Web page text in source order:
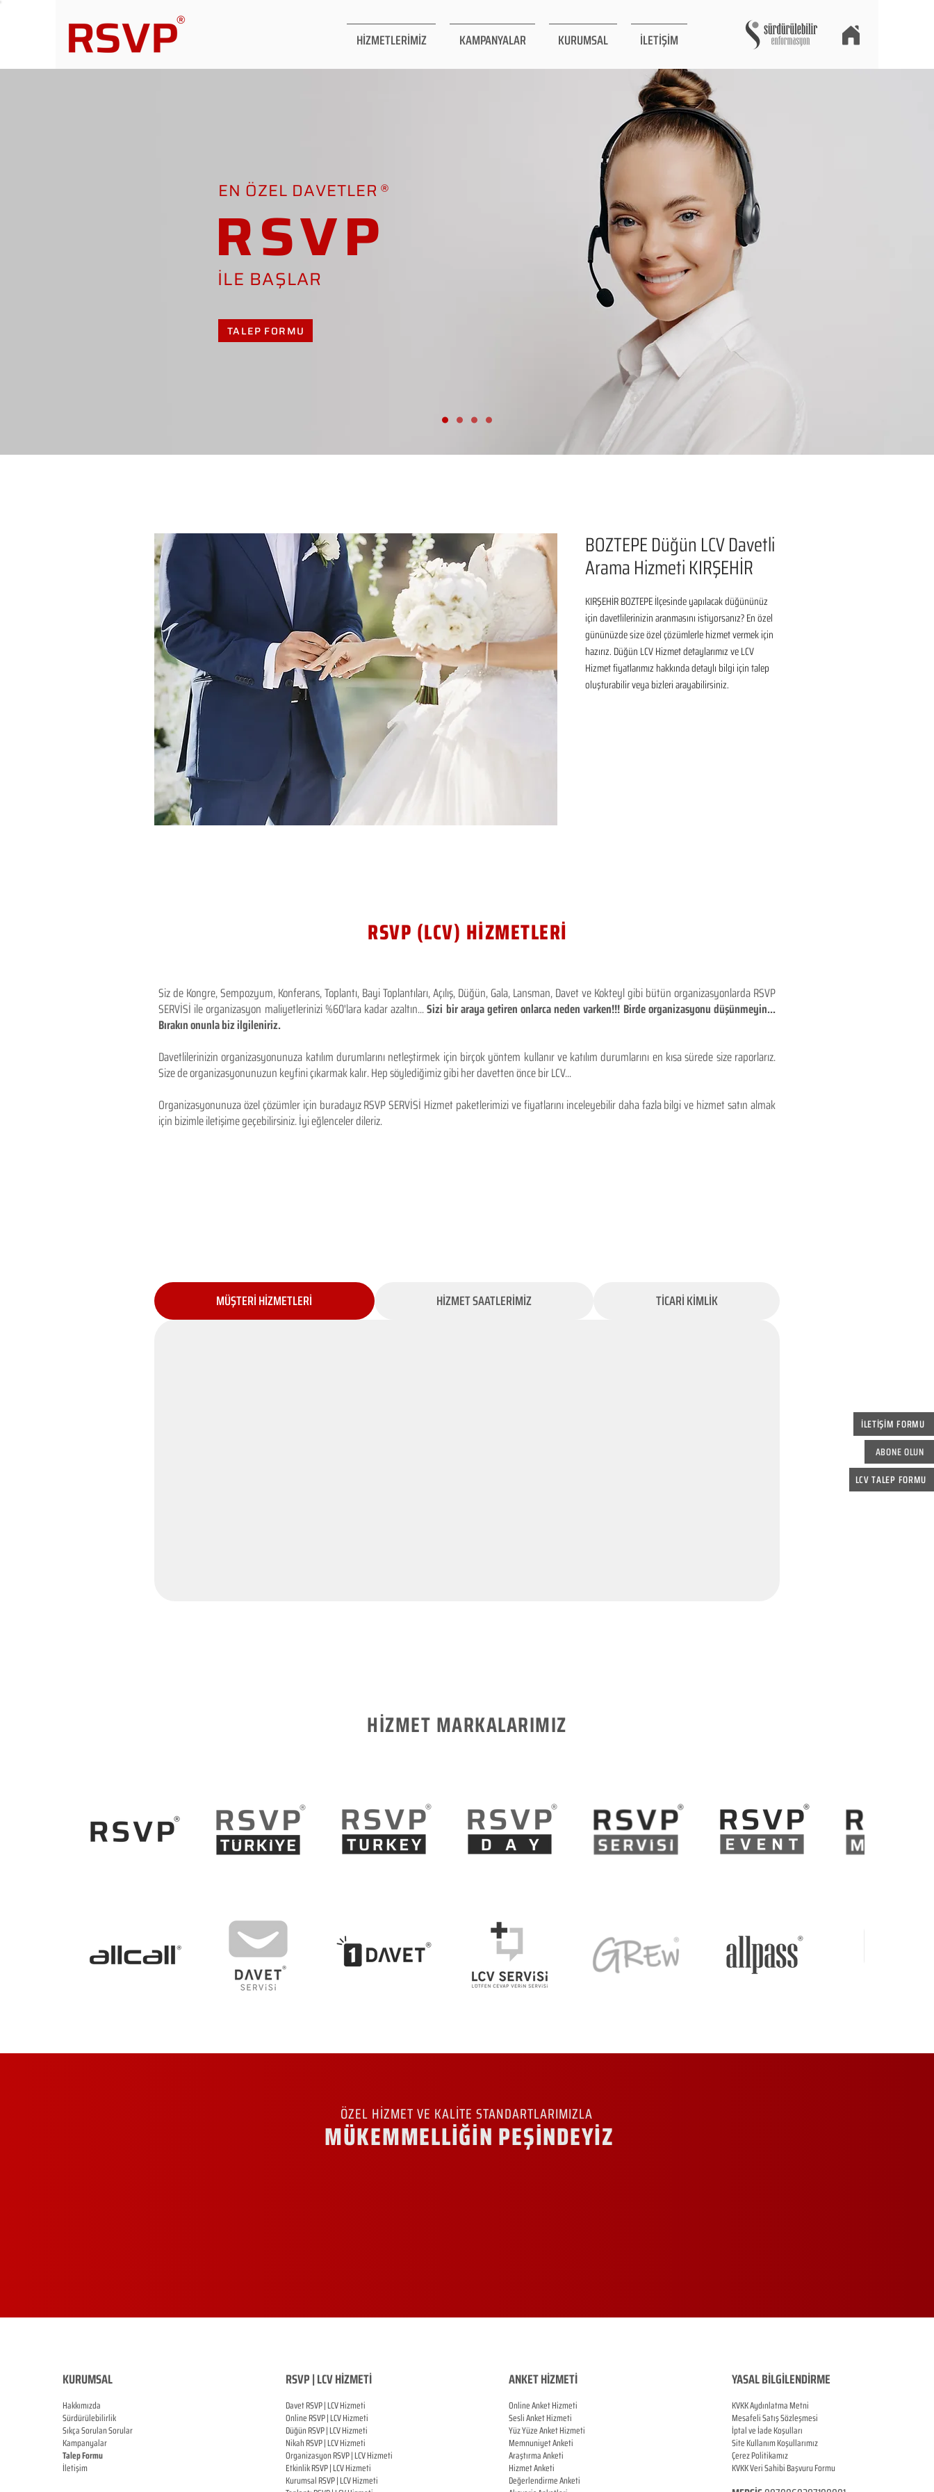
HİZMETLERİMİZ KAMPANYALAR KURUMSAL İLETİŞİM
İLETİŞİM FORMU
ABONE OLUN
LCV TALEP FORMU
EN ÖZEL DAVETLER
RSVP
İLE BAŞLAR
TALEP FORMU
BOZTEPE Düğün LCV Davetli
Arama Hizmeti KIRŞEHİR
KIRŞEHİR BOZTEPE İlçesinde yapılacak düğününüz
için davetlilerinizin aranmasını istiyorsanız? En özel
gününüzde size özel çözümlerle hizmet vermek için
hazırız. Düğün LCV Hizmet detaylarımız ve LCV
Hizmet fiyatlarımız hakkında detaylı bilgi için talep
oluşturabilir veya bizleri arayabilirsiniz.
RSVP (LCV) HİZMETLERİ
Siz de Kongre, Sempozyum, Konferans, Toplantı, Bayi Toplantıları, Açılış, Düğün, Gala, Lansman, Davet ve Kokteyl gibi bütün organizasyonlarda RSVP
SERVİSİ ile organizasyon maliyetlerinizi %60'lara kadar azaltın...Sizi bir araya getiren onlarca neden varken!!! Birde organizasyonu düşünmeyin...
Bırakın onunla biz ilgileniriz.
Davetlilerinizin organizasyonunuza katılım durumlarını netleştirmek için birçok yöntem kullanır ve katılım durumlarını en kısa sürede size raporlarız.
Size de organizasyonunuzun keyfini çıkarmak kalır. Hep söylediğimiz gibi her davetten önce bir LCV...
Organizasyonunuza özel çözümler için buradayız RSVP SERVİSİ Hizmet paketlerimizi ve fiyatlarını inceleyebilir daha fazla bilgi ve hizmet satın almak
için bizimle iletişime geçebilirsiniz. İyi eğlenceler dileriz.
MÜŞTERİ HİZMETLERİ HİZMET SAATLERİMİZ TİCARİ KİMLİK
HİZMET MARKALARIMIZ
ÖZEL HİZMET VE KALİTE STANDARTLARIMIZLA
MÜKEMMELLİĞİN PEŞİNDEYİZ
KURUMSAL
Hakkımızda
Sürdürülebilirlik
Sıkça Sorulan Sorular
Kampanyalar
Talep Formu
İletişim
RSVP | LCV HİZMETİ
Davet RSVP | LCV Hizmeti
OnlineRSVP |LCV Hizmeti
DüğünRSVP |LCV Hizmeti
NikahRSVP |LCV Hizmeti
OrganizasyonRSVP |LCV Hizmeti
EtkinlikRSVP |LCV Hizmeti
KurumsalRSVP |LCV Hizmeti
ANKET HİZMETİ
Online Anket Hizmeti
Sesli Anket Hizmeti
Yüz Yüze Anket Hizmeti
Memnuniyet Anketi
Araştırma Anketi
Hizmet Anketi
Değerlendirme Anketi
YASAL BİLGİLENDİRME
KVKK Aydınlatma Metni
Mesafeli Satış Sözleşmesi
İptal ve İade Koşulları
Site Kullanım Koşullarımız
Çerez Politikamız
KVKK Veri Sahibi Başvuru Formu